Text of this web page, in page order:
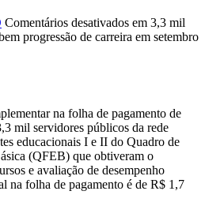
Comentários desativados em 3,3 mil
progressão de carreira em setembro
na folha de pagamento de
mil servidores públicos da rede
educacionais I e II do Quadro de
(QFEB) que obtiveram o
e avaliação de desempenho
na folha de pagamento é de R$ 1,7